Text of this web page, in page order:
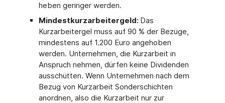
heben geringer werden.
Mindestkurzarbeitergeld: Das
Kurzarbeitergel muss auf 90 % der Bezüge,
mindestens auf 1.200 Euro angehoben
werden. Unternehmen, die Kurzarbeit in
Anspruch nehmen, dürfen keine Dividenden
ausschütten. Wenn Unternehmen nach dem
Bezug von Kurzarbeit Sonderschichten
anordnen, also die Kurzarbeit nur zur